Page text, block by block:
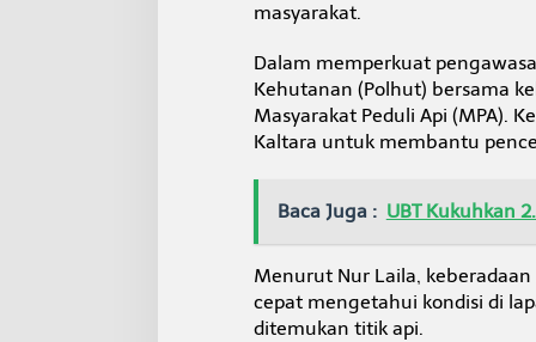
masyarakat.
Dalam memperkuat
Kehutanan (Polhut) bersama
Masyarakat Peduli Api (MPA).
Kaltara untuk membantu
Baca Juga : UBT Kukuhkan
Menurut Nur Laila,
cepat mengetahui kondisi di
ditemukan titik api.